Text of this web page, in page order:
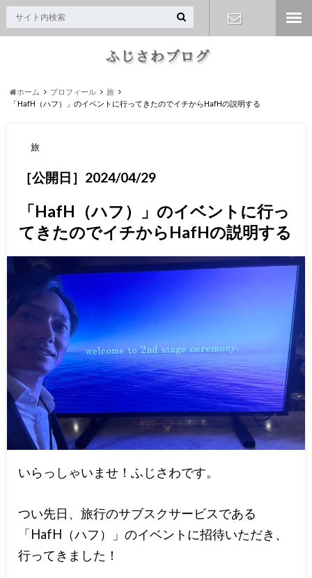
お問い合わ
ホーム プロフィール
旅
「HafH（ハフ）」のイベントに行ってきたのでイチからHafHの説明する
旅
［公開日］2024/04/29
「HafH（ハフ）」のイベントに行っ
てきたのでイチからHafHの説明する
いらっしゃいませ！ふじさわです。
つい先日、旅行のサブスクサービスである
「HafH（ハフ）」のイベントに招待いただき、
行ってきました！